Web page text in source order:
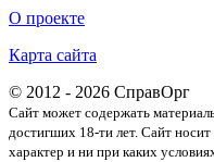
О проекте
Карта сайта
© 2012 - 2026 СправОрг
Сайт может содержать
достигших 18-ти лет. Cайт
характер и ни при каких